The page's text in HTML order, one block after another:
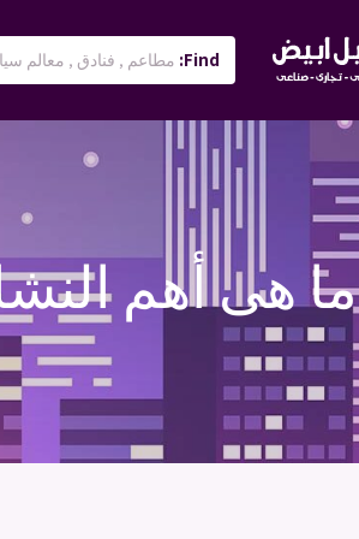
Find:
ما هى أهم